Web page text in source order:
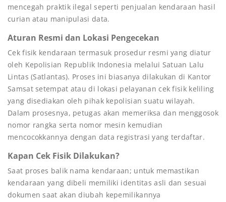
mencegah praktik ilegal seperti penjualan kendaraan hasil
curian atau manipulasi data.
Aturan Resmi dan Lokasi Pengecekan
Cek fisik kendaraan termasuk prosedur resmi yang diatur
oleh Kepolisian Republik Indonesia melalui Satuan Lalu
Lintas (Satlantas). Proses ini biasanya dilakukan di Kantor
Samsat setempat atau di lokasi pelayanan cek fisik keliling
yang disediakan oleh pihak kepolisian suatu wilayah.
Dalam prosesnya, petugas akan memeriksa dan menggosok
nomor rangka serta nomor mesin kemudian
mencocokkannya dengan data registrasi yang terdaftar.
Kapan Cek Fisik Dilakukan?
Saat proses balik nama kendaraan; untuk memastikan
kendaraan yang dibeli memiliki identitas asli dan sesuai
dokumen saat akan diubah kepemilikannya